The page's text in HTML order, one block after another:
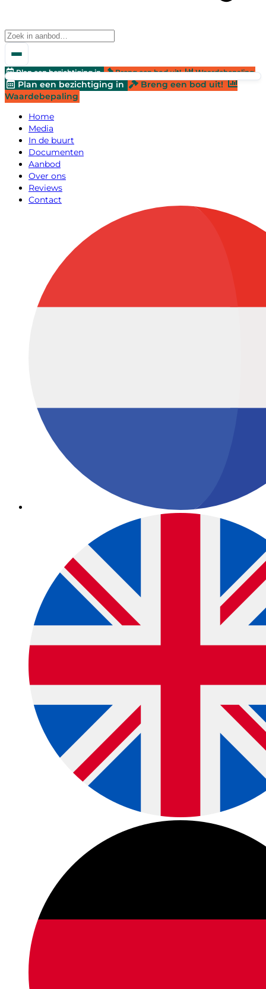
Plan een bezichtiging in Breng een bod uit! Waardebepaling
Plan een bezichtiging in
Breng een bod uit!
Waardebepaling
Home
Media
In de buurt
Documenten
Aanbod
Over ons
Reviews
Contact